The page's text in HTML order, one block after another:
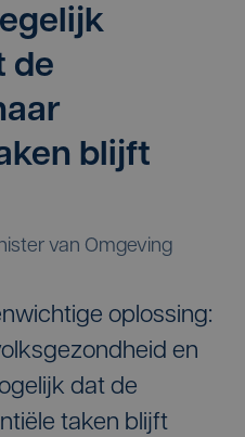
de
blijft
van Omgeving
oplossing:
en
dat de
taken blijft